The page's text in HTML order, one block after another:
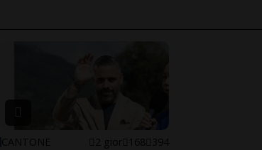
CANTONE 2 gior 168 394